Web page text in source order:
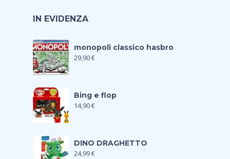
IN EVIDENZA
monopoli classico hasbro
29,90€
Bing e flop
14,90€
DINO DRAGHETTO
24,99€